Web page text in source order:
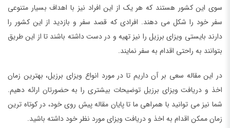
سوی این کشور هستند که هر یک از این افراد نیز با اهداف بسیار متنوعی
سفر خود را شکل می دهند. افرادی که قصد سفر و بازدید از این کشور را
دارند بایستی ویزای برزیل را نیز تهیه و در دست داشته باشند تا از این طریق
بتوانند به راحتی اقدام به سفر نمایند.
در این مقاله سعی بر آن داریم تا در مورد انواع ویزای برزیل، بهترین زمان
اخذ و دریافت ویزای برزیل توضیحات بیشتری را به حضورتان ارائه دهیم.
شما نیز می توانید با همراهی ما تا پایان مقاله پیش روی خود، در کوتاه ترین
زمان ممکن اقدام به اخذ و دریافت ویزای مورد نظر خود داشته باشید.